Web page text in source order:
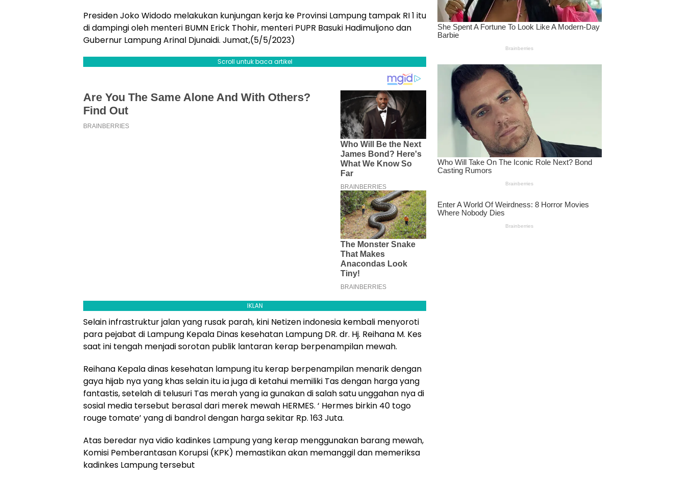
Presiden Joko Widodo melakukan kunjungan kerja ke Provinsi Lampung tampak RI 1 itu
di dampingi oleh menteri BUMN Erick Thohir, menteri PUPR Basuki Hadimuljono dan
Gubernur Lampung Arinal Djunaidi. Jumat,(5/5/2023)
Scroll untuk baca artikel
IKLAN
Selain infrastruktur jalan yang rusak parah, kini Netizen indonesia kembali menyoroti
para pejabat di Lampung Kepala Dinas kesehatan Lampung DR. dr. Hj. Reihana M. Kes
saat ini tengah menjadi sorotan publik lantaran kerap berpenampilan mewah.
Reihana Kepala dinas kesehatan lampung itu kerap berpenampilan menarik dengan
gaya hijab nya yang khas selain itu ia juga di ketahui memiliki Tas dengan harga yang
fantastis, setelah di telusuri Tas merah yang ia gunakan di salah satu unggahan nya di
sosial media tersebut berasal dari merek mewah HERMES. ‘ Hermes birkin 40 togo
rouge tomate’ yang di bandrol dengan harga sekitar Rp. 163 Juta.
Atas beredar nya vidio kadinkes Lampung yang kerap menggunakan barang mewah,
Komisi Pemberantasan Korupsi (KPK) memastikan akan memanggil dan memeriksa
kadinkes Lampung tersebut